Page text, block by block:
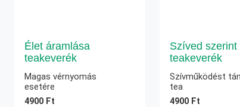
Élet áramlása
teakeverék
Magas vérnyomás
esetére
4900 Ft
Szíved szerint
teakeverék
Szívműködést
tea
4900 Ft